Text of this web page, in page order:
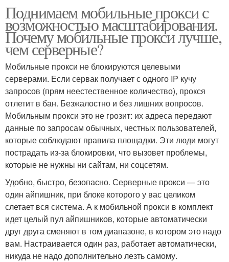
Поднимаем мобильные прокси с
возможностью масштабирования.
Почему мобильные прокси лучше,
чем серверные?
Мобильные прокси не блокируются целевыми
серверами. Если сервак получает с одного IP кучу
запросов (прям неестественное количество), прокся
отлетит в бан. Безжалостно и без лишних вопросов.
Мобильным прокси это не грозит: их адреса передают
данные по запросам обычных, честных пользователей,
которые соблюдают правила площадки. Эти люди могут
пострадать из-за блокировки, что вызовет проблемы,
которые не нужны ни сайтам, ни соцсетям.
Удобно, быстро, безопасно. Серверные прокси — это
один айпишник, при блоке которого у вас целиком
слетает вся система. А к мобильной прокси в комплект
идет целый пул айпишников, которые автоматически
друг друга сменяют в том диапазоне, в котором это надо
вам. Настраивается один раз, работает автоматически,
никуда не надо дополнительно лезть самому.